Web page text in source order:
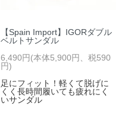
【Spain Import】IGORダブル
ベルトサンダル
6,490円(本体5,900円、税590
円)
足にフィット！軽くて脱げに
くく長時間履いても疲れにく
いサンダル